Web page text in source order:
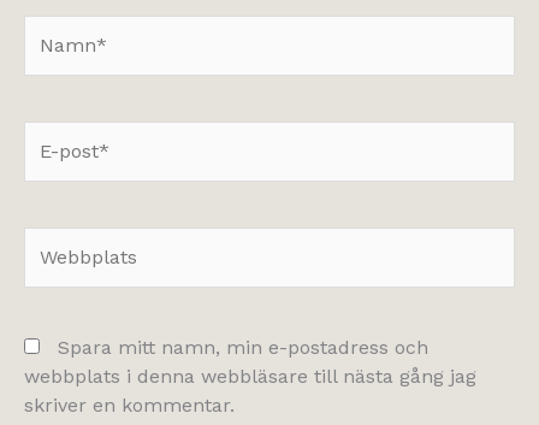
post*
Spara mitt namn, min e-postadress och
webbplats i denna webbläsare till nästa gång jag
skriver en kommentar.